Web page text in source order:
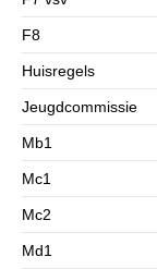
F8
Huisregels
Jeugdcommissie
Mb1
Mc1
Mc2
Md1